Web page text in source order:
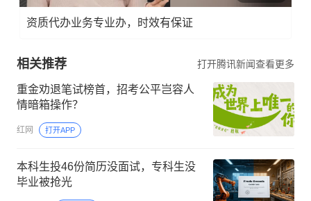
资质代办业务专业办，时效有保证
相关推荐 打开腾讯新闻查看更多
重金劝退笔试榜首，招考公平岂容人
情暗箱操作？
红网 打开APP
本科生投46份简历没面试，专科生没
毕业被抢光